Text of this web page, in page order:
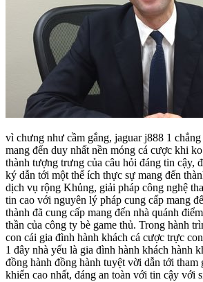
vì chưng như cầm gắng, jaguar j888 1
mang đến duy nhất nền móng cá cược khi
thành tượng trưng của câu hỏi đáng tin cậy,
ký dẫn tới một thể ích thực sự mang đến
dịch vụ rộng Khủng, giải pháp công nghệ
tin cao với nguyên lý pháp cung cấp mang
thành đã cung cấp mang đến nhà quánh
thần của công ty bè game thủ. Trong hành
con cái gia đình hành khách cá cược trực
1 đây nhà yếu là gia đình hành khách hành
đồng hành đồng hành tuyệt vời dẫn tới tham
khiển cao nhất, đáng an toàn với tin cậy với